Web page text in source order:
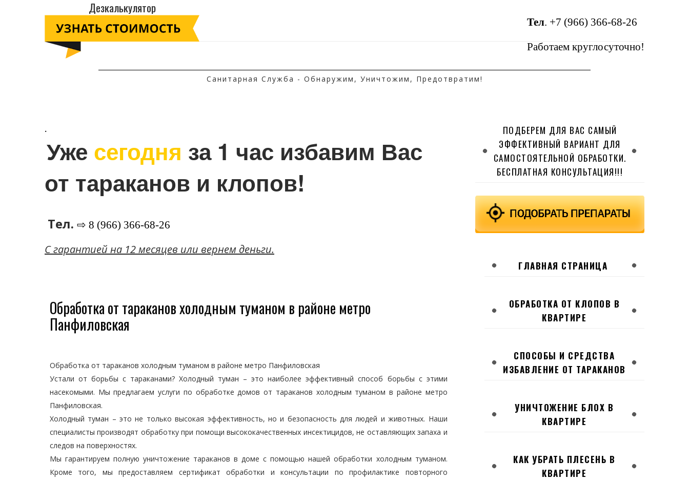
Дезкалькулятор
Тел. +7 (966) 366-68-26
Работаем круглосуточно!
Санитарная Служба - Обнаружим, Уничтожим, Предотвратим!
.
Уже сегодня за 1 час избавим Вас
от тараканов и клопов!
Тел. ⇨ 8 (966) 366-68-26
C гарантией на 12 месяцев или вернем деньги.
Обработка от тараканов холодным туманом в районе метро
Панфиловская
Обработка от тараканов холодным туманом в районе метро Панфиловская
Устали от борьбы с тараканами? Холодный туман – это наиболее эффективный способ борьбы с этими
насекомыми. Мы предлагаем услуги по обработке домов от тараканов холодным туманом в районе метро
Панфиловская.
Холодный туман – это не только высокая эффективность, но и безопасность для людей и животных. Наши
специалисты производят обработку при помощи высококачественных инсектицидов, не оставляющих запаха и
следов на поверхностях.
Мы гарантируем полную уничтожение тараканов в доме с помощью нашей обработки холодным туманом.
Кроме того, мы предоставляем сертификат обработки и консультации по профилактике повторного
ПОДБЕРЕМ ДЛЯ ВАС САМЫЙ
ЭФФЕКТИВНЫЙ ВАРИАНТ ДЛЯ
САМОСТОЯТЕЛЬНОЙ ОБРАБОТКИ.
БЕСПЛАТНАЯ КОНСУЛЬТАЦИЯ!!!
ГЛАВНАЯ СТРАНИЦА
ОБРАБОТКА ОТ КЛОПОВ В
КВАРТИРЕ
СПОСОБЫ И СРЕДСТВА
ИЗБАВЛЕНИЕ ОТ ТАРАКАНОВ
УНИЧТОЖЕНИЕ БЛОХ В
КВАРТИРЕ
КАК УБРАТЬ ПЛЕСЕНЬ В
КВАРТИРЕ